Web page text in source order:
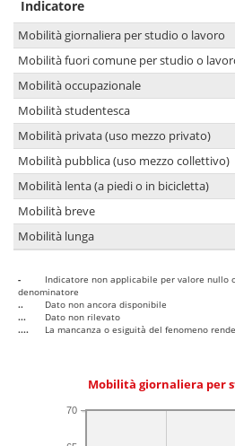
Indicatore
Mobilità giornaliera per studio o lavoro
Mobilità fuori comune per studio o
Mobilità occupazionale
Mobilità studentesca
Mobilità privata (uso mezzo privato)
Mobilità pubblica (uso mezzo collettivo)
Mobilità lenta (a piedi o in bicicletta)
Mobilità breve
Mobilità lunga
-
Indicatore non applicabile per valore nullo
denominatore
..
Dato non ancora disponibile
...
Dato non rilevato
....
La mancanza o esiguità del fenomeno
Mobilità giornaliera per
70